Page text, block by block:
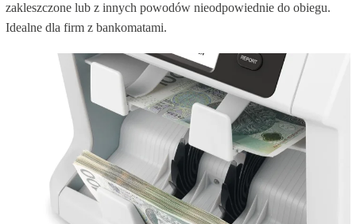
zakleszczone lub z innych powodów nieodpowiednie do obiegu.
Idealne dla firm z bankomatami.